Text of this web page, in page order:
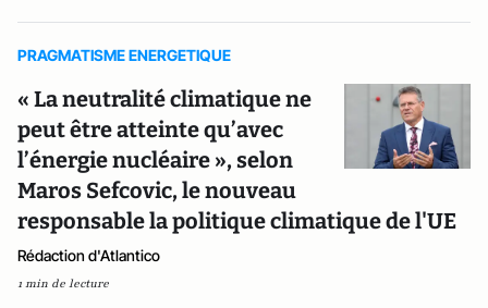
PRAGMATISME ENERGETIQUE
« La neutralité climatique ne
peut être atteinte qu’avec
l’énergie nucléaire », selon
Maros Sefcovic, le nouveau
responsable la politique climatique de l'UE
Rédaction d'Atlantico
1 min de lecture